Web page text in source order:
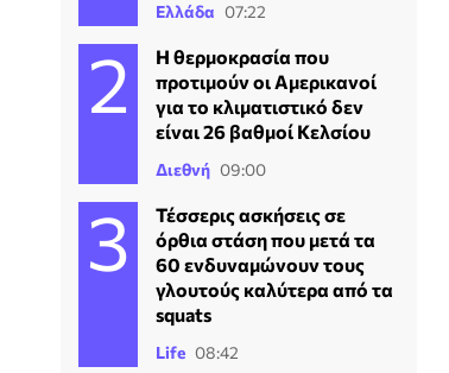
Ελλάδα 07:22
Η θερμοκρασία που
προτιμούν οι Αμερικανοί
για το κλιματιστικό δεν
είναι 26 βαθμοί Κελσίου
Διεθνή 09:00
Τέσσερις ασκήσεις σε
όρθια στάση που μετά τα
60 ενδυναμώνουν τους
γλουτούς καλύτερα από τα
squats
Life 08:42